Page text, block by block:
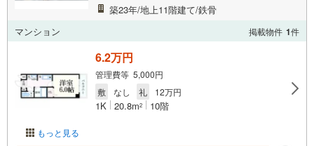
築23年/地上11階建て/鉄骨
マンション
掲載物件 1件
もっと見る
6.2万円
管理費等 5,000円
敷
なし 礼 12万円
1K 20.8m2 10階